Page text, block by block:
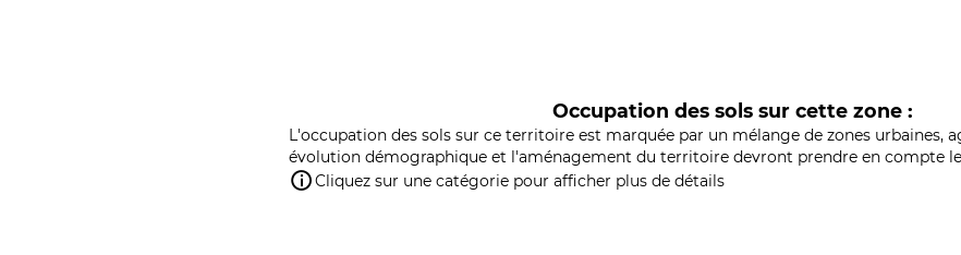
Occupation des sols sur cette zone :
L'occupation des sols sur ce territoire est marquée par un mélange de zones urbaines,
évolution démographique et l'aménagement du territoire devront prendre en compte
Cliquez sur une catégorie pour afficher plus de détails